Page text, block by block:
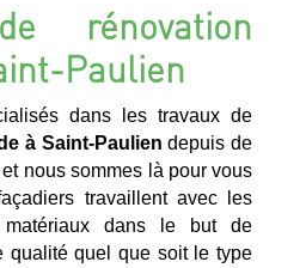
rénovation
Paulien
dans les travaux de
à Saint-Paulien depuis de
nous sommes là pour vous
travaillent avec les
dans le but de
qualité quel que soit le type